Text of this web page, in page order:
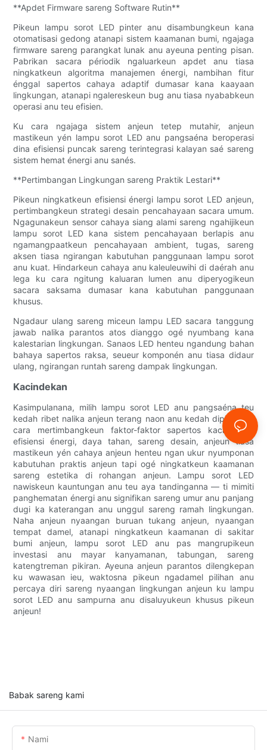
**Apdet Firmware sareng Software Rutin**
Pikeun lampu sorot LED pinter anu disambungkeun kana
otomatisasi gedong atanapi sistem kaamanan bumi, ngajaga
firmware sareng parangkat lunak anu ayeuna penting pisan.
Pabrikan sacara périodik ngaluarkeun apdet anu tiasa
ningkatkeun algoritma manajemen énergi, nambihan fitur
énggal sapertos cahaya adaptif dumasar kana kaayaan
lingkungan, atanapi ngalereskeun bug anu tiasa nyababkeun
operasi anu teu efisien.
Ku cara ngajaga sistem anjeun tetep mutahir, anjeun
mastikeun yén lampu sorot LED anu pangsaéna beroperasi
dina efisiensi puncak sareng terintegrasi kalayan saé sareng
sistem hemat énergi anu sanés.
**Pertimbangan Lingkungan sareng Praktik Lestari**
Pikeun ningkatkeun efisiensi énergi lampu sorot LED anjeun,
pertimbangkeun strategi desain pencahayaan sacara umum.
Ngagunakeun sensor cahaya siang alami sareng ngahijikeun
lampu sorot LED kana sistem pencahayaan berlapis anu
ngamangpaatkeun pencahayaan ambient, tugas, sareng
aksen tiasa ngirangan kabutuhan panggunaan lampu sorot
anu kuat. Hindarkeun cahaya anu kaleuleuwihi di daérah anu
lega ku cara ngitung kaluaran lumen anu diperyogikeun
sacara saksama dumasar kana kabutuhan panggunaan
khusus.
Ngadaur ulang sareng miceun lampu LED sacara tanggung
jawab nalika parantos atos dianggo ogé nyumbang kana
kalestarian lingkungan. Sanaos LED henteu ngandung bahan
bahaya sapertos raksa, seueur komponén anu tiasa didaur
ulang, ngirangan runtah sareng dampak lingkungan.
Kacindekan
Kasimpulanana, milih lampu sorot LED anu pangsaéna teu
kedah ribet nalika anjeun terang naon anu kedah dipilari. Ku
cara mertimbangkeun faktor-faktor sapertos kacaangan,
efisiensi énergi, daya tahan, sareng desain, anjeun tiasa
mastikeun yén cahaya anjeun henteu ngan ukur nyumponan
kabutuhan praktis anjeun tapi ogé ningkatkeun kaamanan
sareng estetika di rohangan anjeun. Lampu sorot LED
nawiskeun kauntungan anu teu aya tandinganna — ti mimiti
panghematan énergi anu signifikan sareng umur anu panjang
dugi ka katerangan anu unggul sareng ramah lingkungan.
Naha anjeun nyaangan buruan tukang anjeun, nyaangan
tempat damel, atanapi ningkatkeun kaamanan di sakitar
bumi anjeun, lampu sorot LED anu pas mangrupikeun
investasi anu mayar kanyamanan, tabungan, sareng
katengtreman pikiran. Ayeuna anjeun parantos dilengkepan
ku wawasan ieu, waktosna pikeun ngadamel pilihan anu
percaya diri sareng nyaangan lingkungan anjeun ku lampu
sorot LED anu sampurna anu disaluyukeun khusus pikeun
anjeun!
Babak sareng kami
Nami